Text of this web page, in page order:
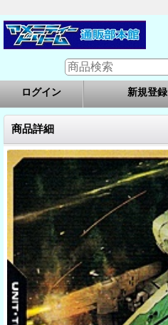
ログイン 新規登録
商品詳細